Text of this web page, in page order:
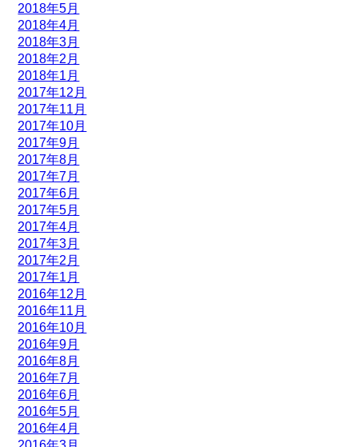
2018年5月
2018年4月
2018年3月
2018年2月
2018年1月
2017年12月
2017年11月
2017年10月
2017年9月
2017年8月
2017年7月
2017年6月
2017年5月
2017年4月
2017年3月
2017年2月
2017年1月
2016年12月
2016年11月
2016年10月
2016年9月
2016年8月
2016年7月
2016年6月
2016年5月
2016年4月